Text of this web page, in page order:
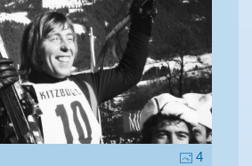
4